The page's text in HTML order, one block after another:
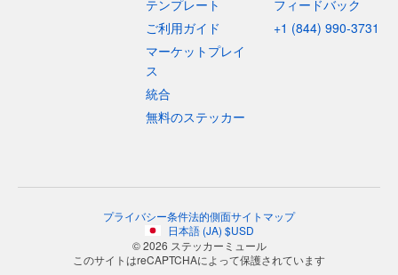
テンプレート
ご利用ガイド
マーケットプレイ
ス
統合
無料のステッカー
フィードバック
+1 (844) 990-3731
プライバシー条件法的側面サイトマップ
日本語(JA) $USD
© 2026 ステッカーミュール
このサイトはreCAPTCHAによって保護されています